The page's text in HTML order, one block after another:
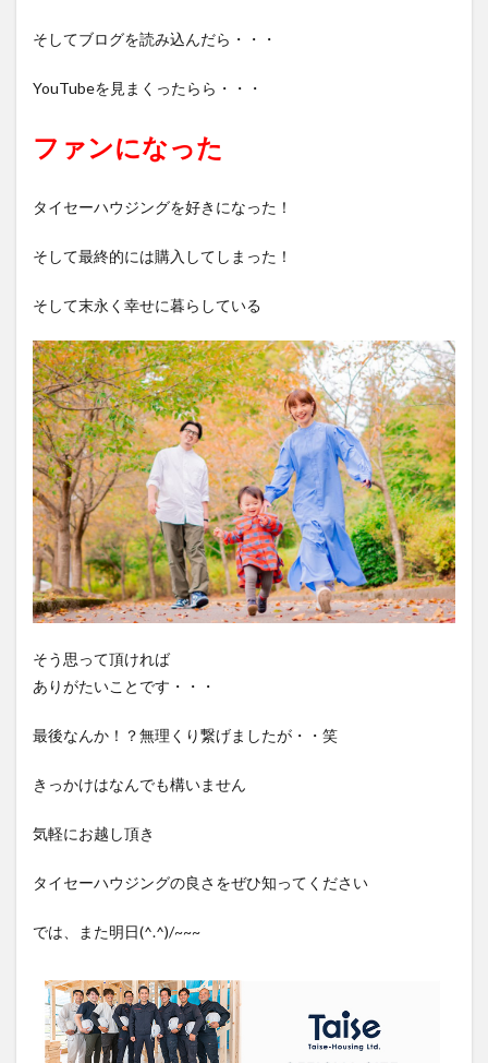
そしてブログを読み込んだら・・・
YouTubeを見まくったらら・・・
ファンになった
タイセーハウジングを好きになった！
そして最終的には購入してしまった！
そして末永く幸せに暮らしている
そう思って頂ければ
ありがたいことです・・・
最後なんか！？無理くり繋げましたが・・笑
きっかけはなんでも構いません
気軽にお越し頂き
タイセーハウジングの良さをぜひ知ってください
では、また明日(^.^)/~~~